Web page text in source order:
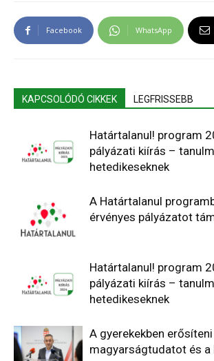
Facebook WhatsApp
KAPCSOLÓDÓ CIKKEK LEGFRISSEBB
Határtalanul! program
pályázati kiírás –
hetedikeseknek
A Határtalanul
érvényes pályázatot
Határtalanul! program
pályázati kiírás –
hetedikeseknek
A gyerekekben
magyarságtudatot és